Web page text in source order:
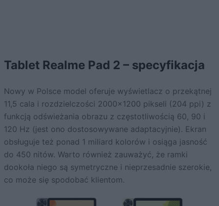
Tablet Realme Pad 2 – specyfikacja
Nowy w Polsce model oferuje wyświetlacz o przekątnej
11,5 cala i rozdzielczości 2000×1200 pikseli (204 ppi) z
funkcją odświeżania obrazu z częstotliwością 60, 90 i
120 Hz (jest ono dostosowywane adaptacyjnie). Ekran
obsługuje też ponad 1 miliard kolorów i osiąga jasność
do 450 nitów. Warto również zauważyć, że ramki
dookoła niego są symetryczne i nieprzesadnie szerokie,
co może się spodobać klientom.